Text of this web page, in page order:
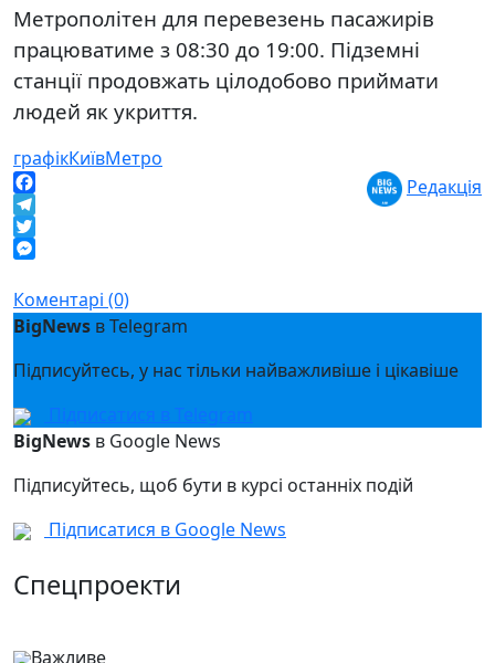
Метрополітен для перевезень пасажирів
працюватиме з 08:30 до 19:00. Підземні
станції продовжать цілодобово приймати
людей як укриття.
графікКиївМетро
Facebook
Telegram
Twitter
Редакція
Коментарі (0)
BigNews в Telegram
Підписуйтесь, у нас тільки найважливіше і цікавіше
Підписатися в Telegram
BigNews в Google News
Підписуйтесь, щоб бути в курсі останніх подій
Підписатися в Google News
Спецпроекти
Важливе